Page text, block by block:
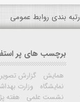
رتبه بندی روابط عمومی
برچسب های پر
همایش گزارش
نمایشگاه
وزارت
نشست علمی
هفته